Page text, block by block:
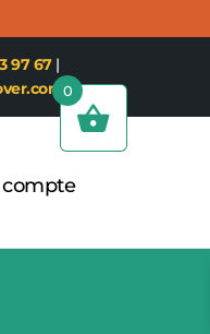
97 67|
compte
0